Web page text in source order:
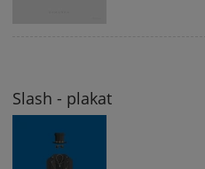
Slash - plakat